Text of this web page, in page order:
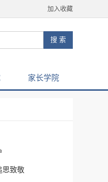
加入收藏
家长学院
思致敬